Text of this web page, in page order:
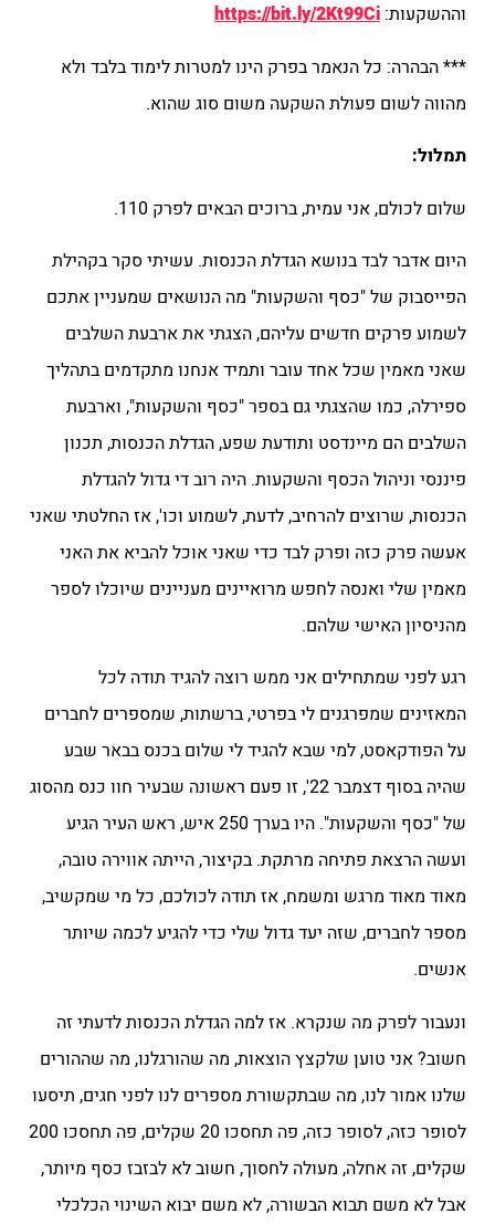
וההשקעות: https://bit.ly/2Kt99Ci
*** הבהרה: כל הנאמר בפרק הינו למטרות לימוד בלבד ולא
מהווה לשום פעולת השקעה משום סוג שהוא.
תמלול:
שלום לכולם, אני עמית, ברוכים הבאים לפרק 110.
היום אדבר לבד בנושא הגדלת הכנסות. עשיתי סקר בקהילת
הפייסבוק של "כסף והשקעות" מה הנושאים שמעניין אתכם
לשמוע פרקים חדשים עליהם, הצגתי את ארבעת השלבים
שאני מאמין שכל אחד עובר ותמיד אנחנו מתקדמים בתהליך
ספירלה, כמו שהצגתי גם בספר "כסף והשקעות", וארבעת
השלבים הם מיינדסט ותודעת שפע, הגדלת הכנסות, תכנון
פיננסי וניהול הכסף והשקעות. היה רוב די גדול להגדלת
הכנסות, שרוצים להרחיב, לדעת, לשמוע וכו', אז החלטתי שאני
אעשה פרק כזה ופרק לבד כדי שאני אוכל להביא את האני
מאמין שלי ואנסה לחפש מרואיינים מעניינים שיוכלו לספר
מהניסיון האישי שלהם.
רגע לפני שמתחילים אני ממש רוצה להגיד תודה לכל
המאזינים שמפרגנים לי בפרטי, ברשתות, שמספרים לחברים
על הפודקאסט, למי שבא להגיד לי שלום בכנס בבאר שבע
שהיה בסוף דצמבר 22', זו פעם ראשונה שבעיר חוו כנס מהסוג
של "כסף והשקעות". היו בערך 250 איש, ראש העיר הגיע
ועשה הרצאת פתיחה מרתקת. בקיצור, הייתה אווירה טובה,
מאוד מאוד מרגש ומשמח, אז תודה לכולכם, כל מי שמקשיב,
מספר לחברים, שזה יעד גדול שלי כדי להגיע לכמה שיותר
אנשים.
ונעבור לפרק מה שנקרא. אז למה הגדלת הכנסות לדעתי זה
חשוב? אני טוען שלקצץ הוצאות, מה שהורגלנו, מה שההורים
שלנו אמור לנו, מה שבתקשורת מספרים לנו לפני חגים, תיסעו
לסופר כזה, לסופר כזה, פה תחסכו 20 שקלים, פה תחסכו 200
שקלים, זה אחלה, מעולה לחסוך, חשוב לא לבזבז כסף מיותר,
אבל לא משם תבוא הבשורה, לא משם יבוא השינוי הכלכלי